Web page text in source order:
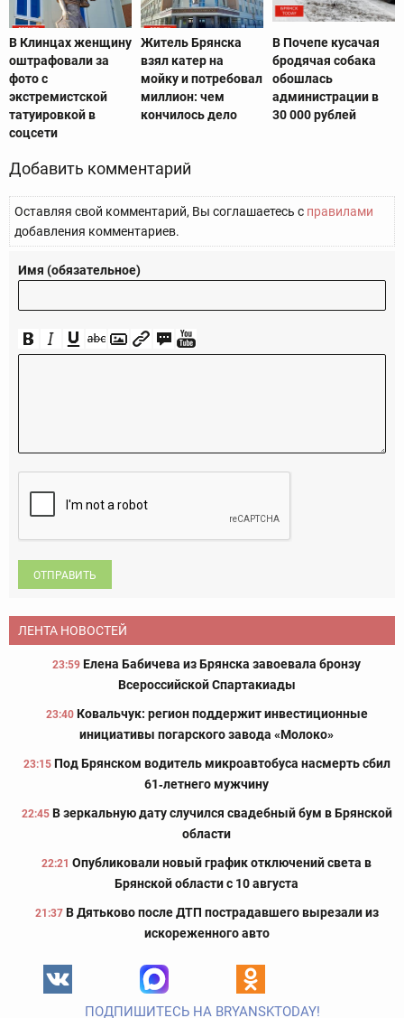
В Клинцах женщину
оштрафовали за
фото с
экстремистской
татуировкой в
соцсети
Житель Брянска
взял катер на
мойку и потребовал
миллион: чем
кончилось дело
В Почепе кусачая
бродячая собака
обошлась
администрации в
30 000 рублей
Добавить комментарий
Оставляя свой комментарий, Вы соглашаетесь с правилами
добавления комментариев.
Имя (обязательное)
ОТПРАВИТЬ
ЛЕНТА НОВОСТЕЙ
23:59 Елена Бабичева из Брянска завоевала бронзу
Всероссийской Спартакиады
23:40 Ковальчук: регион поддержит инвестиционные
инициативы погарского завода «Молоко»
23:15 Под Брянском водитель микроавтобуса насмерть сбил
61‑летнего мужчину
22:45 В зеркальную дату случился свадебный бум в Брянской
области
22:21 Опубликовали новый график отключений света в
Брянской области с 10 августа
21:37 В Дятьково после ДТП пострадавшего вырезали из
искореженного авто
ПОДПИШИТЕСЬ НА BRYANSKTODAY!